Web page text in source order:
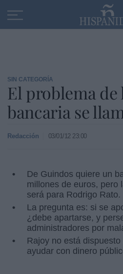
SIN CATEGORÍA
El problema de
bancaria se
Redacción 03/01/12 23:00
De Guindos quiere un
millones de euros, pero
será para Rodrigo Rato.
La pregunta es: si se
¿debe apartarse, y
administradores por
Rajoy no está
ayudar con dinero